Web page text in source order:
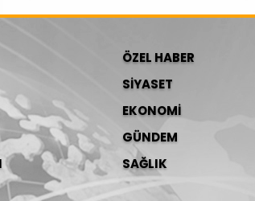
ÖZEL HABER
SİYASET
EKONOMİ
GÜNDEM
SAĞLIK